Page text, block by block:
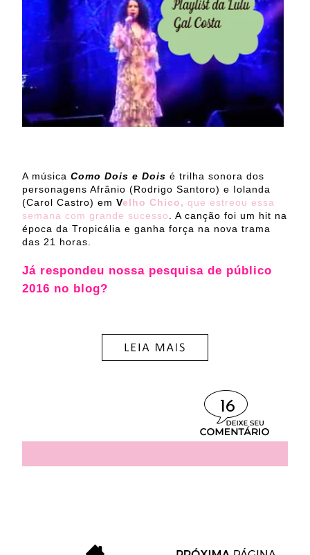
A música Como Dois e Dois é trilha sonora dos
personagens Afrânio (Rodrigo Santoro) e Iolanda
(Carol Castro) em Velho Chico, que estreou essa
semana com grande sucesso
. A canção foi um hit na
época da Tropicália e ganha força na nova trama
das 21 horas.
Já respondeu nossa pesquisa de público
2016 no blog?
16